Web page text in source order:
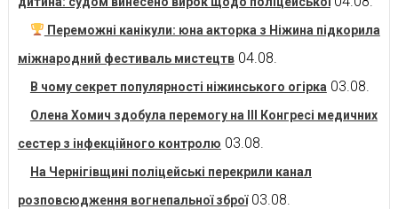
Переможні канікули: юна акторка з Ніжина підкорила
міжнародний фестиваль мистецтв 04.08.
В чому секрет популярності ніжинського огірка 03.08.
Олена Хомич здобула перемогу на ІІІ Конгресі медичних
сестер з інфекційного контролю 03.08.
На Чернігівщині поліцейські перекрили канал
розповсюдження вогнепальної зброї 03.08.